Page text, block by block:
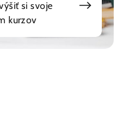
si svoje
kurzov